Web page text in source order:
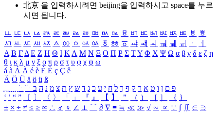
北京 을 입력하시려면 beijing을 입력하시고 space를 누르
시면 됩니다.
ㅥ ㅦ ㅧ ㅨ ㅩ ㅪ ㅫ ㅬ ㅭ ㅮ ㅯ ㅰ ㅱ ㅲ ㅳ ㅴ ㅵ ㅶ ㅷ ㅸ
ㅹ
ㅺ ㅻ ㅼ ㅽ ㅾ ㅿ ㆀ ㆁ ㆂ ㆃ ㆄ ㆅ ㆆ ㆇ ㆈ ㆉ ㆊ ㆋ ㆌ ㆍ
ㆎ
Α Β ΓΔ Ε Ζ Η Θ Ι ΚΛ Μ Ν Ξ Ο Π Ρ Σ ΤΥ Φ Χ Ψ Ω α β γ δ ε ζ η
θ ι κ λ μ ν ξ ο π ρ σ τ υ φ χ ψ ω
á à Á À é è É È ç Ç ê
Ä Ö Ü ä ö ü ß
ִֶֹ ֻּ ׁׂ פ ם ן ו ט א ר ק ף ך ל ח י ע כ ג ד ש ץ ת צ מ נ ה ב
‘ ’ “ ” 〔 〕 〈 〉 「 」 『 』 【 】 ＂ （ ） ［ ］ ｛ ｝
± × ÷ ≠ ≤ ≥ ∞ ∴ ♂ ♀ ∠ ⊥ ⌒ ∂ ∇ ≡ ≒ ≪ ≫ √ ∽ ∝ ∵ ∫ ∬ ∈ ∋